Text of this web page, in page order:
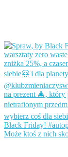
Może ktoś z nich